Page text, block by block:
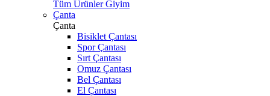
Tüm Ürünler Giyim
Çanta
Çanta
Bisiklet Çantası
Spor Çantası
Sırt Çantası
Omuz Çantası
Bel Çantası
El Çantası